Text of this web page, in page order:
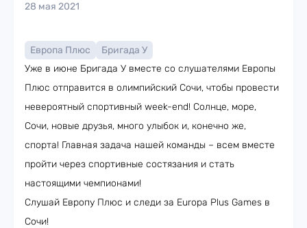
28 мая 2021
Европа Плюс
Бригада У
Уже в июне Бригада У вместе со слушателями Европы
Плюс отправится в олимпийский Сочи, чтобы провести
невероятный спортивный week-end! Солнце, море,
Сочи, новые друзья, много улыбок и, конечно же,
спорта! Главная задача нашей команды – всем вместе
пройти через спортивные состязания и стать
настоящими чемпионами!
Слушай Европу Плюс и следи за Europa Plus Games в
Сочи!